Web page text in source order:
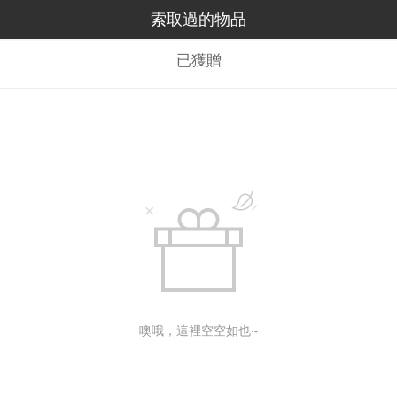
索取過的物品
已獲贈
噢哦，這裡空空如也~